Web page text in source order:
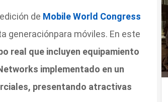
de Mobile World Congress
generaciónpara móviles. En este
real que incluyen equipamiento
implementado en un
presentando atractivas